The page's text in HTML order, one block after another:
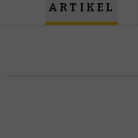
ARTIKEL